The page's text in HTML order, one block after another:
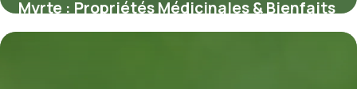
Myrte : Propriétés Médicinales & Bienfaits
11 juillet 2026